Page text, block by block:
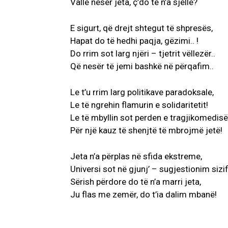
Vallë nesër jeta, ç’do të n’a sjellë?
E sigurt, që drejt shtegut të shpresës,
Hapat do të hedhi paqja, gëzimi.. !
Do rrim sot larg njëri – tjetrit vëllezër..
Që nesër të jemi bashkë në përqafim..
Le t’u rrim larg politikave paradoksale,
Le të ngrehin flamurin e solidaritetit!
Le të mbyllin sot perden e
Për një kauz të shenjtë të mbrojmë jetë!
Jeta n’a përplas në sfida ekstreme,
Universi sot në gjunj’ – sugjestionim
Sërish përdore do të n’a marri jeta,
Ju flas me zemër, do t’ia dalim mbanë!